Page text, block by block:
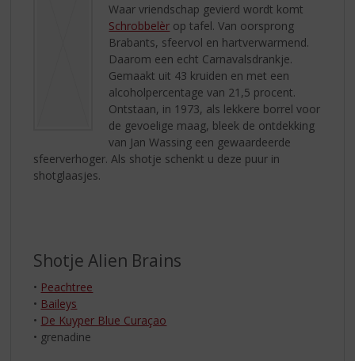
Waar vriendschap gevierd wordt komt
Schrobbelèr op tafel. Van oorsprong
Brabants, sfeervol en hartverwarmend.
Daarom een echt Carnavalsdrankje.
Gemaakt uit 43 kruiden en met een
alcoholpercentage van 21,5 procent.
Ontstaan, in 1973, als lekkere borrel voor
de gevoelige maag, bleek de ontdekking
van Jan Wassing een gewaardeerde
sfeerverhoger. Als shotje schenkt u deze puur in
shotglaasjes.
Shotje Alien Brains
• Peachtree
• Baileys
• De Kuyper Blue Curaçao
• grenadine